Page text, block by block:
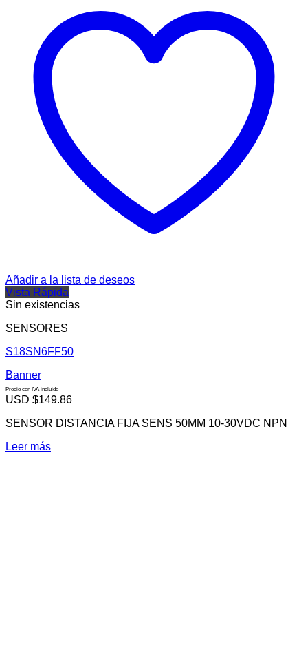
Añadir a la lista de deseos
Vista Rápida
Sin existencias
SENSORES
S18SN6FF50
Banner
Precio con IVA incluido
USD $149.86
SENSOR DISTANCIA FIJA SENS 50MM 10-30VDC NPN
Leer más